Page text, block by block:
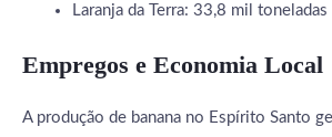
Laranja da Terra: 33,8 mil toneladas
Empregos e Economia Local
A produção de banana no Espírito Santo